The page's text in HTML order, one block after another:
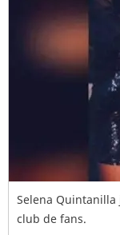
Selena
club de fans.